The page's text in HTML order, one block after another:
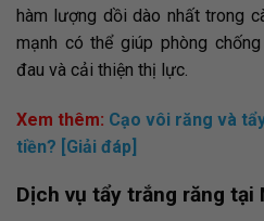
hàm lượng dồi dào nhất trong
mạnh có thể giúp phòng
đau và cải thiện thị lực.
Xem thêm: Cạo vôi răng và
tiền? [Giải đáp]
Dịch vụ tẩy trắng răng tại